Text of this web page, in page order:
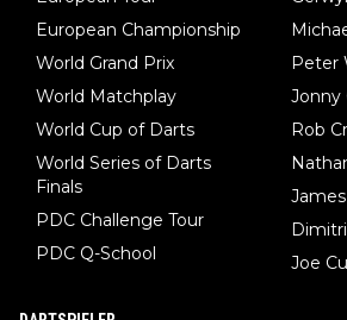
European Championship
World Grand Prix
World Matchplay
World Cup of Darts
World Series of Darts
Finals
PDC Challenge Tour
PDC Q-School
Peter
Jonny
Rob
Joe